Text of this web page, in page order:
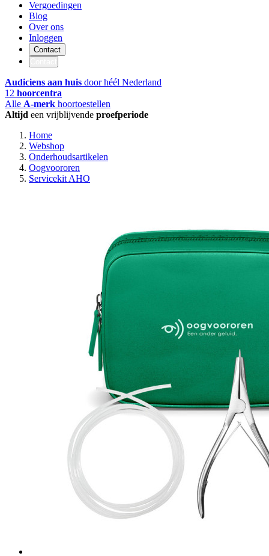
Vergoedingen
Blog
Over ons
Inloggen
Contact
Audiciens aan huis door héél Nederland
12 hoorcentra
Alle A-merk hoortoestellen
Altijd een vrijblijvende proefperiode
Home
Webshop
Onderhoudsartikelen
Oogvoororen
Servicekit AHO